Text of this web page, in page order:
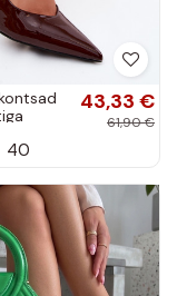
43,33 €
61,90 €
40